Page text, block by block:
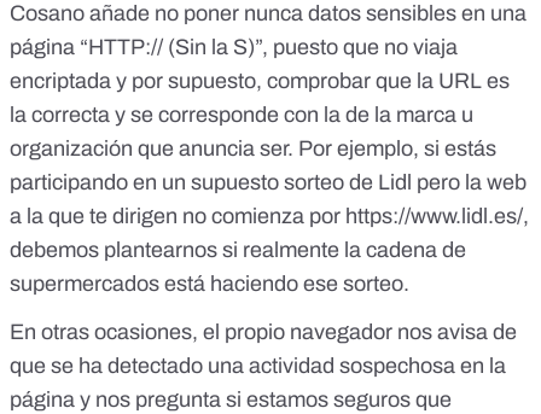
Cosano añade no poner nunca datos sensibles en una
página “HTTP:// (Sin la S)”, puesto que no viaja
encriptada y por supuesto, comprobar que la URL es
la correcta y se corresponde con la de la marca u
organización que anuncia ser. Por ejemplo, si estás
participando en un supuesto sorteo de Lidl pero la web
a la que te dirigen no comienza por https://www.lidl.es/,
debemos plantearnos si realmente la cadena de
supermercados está haciendo ese sorteo.
En otras ocasiones, el propio navegador nos avisa de
que se ha detectado una actividad sospechosa en la
página y nos pregunta si estamos seguros que